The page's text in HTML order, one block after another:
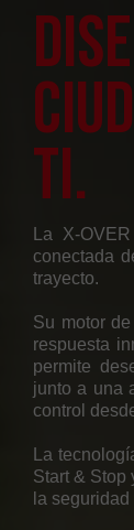
ti.
La X-
conectada
trayecto.
Su motor
respuesta
permite
junto a una
control
La
Start & Stop
la